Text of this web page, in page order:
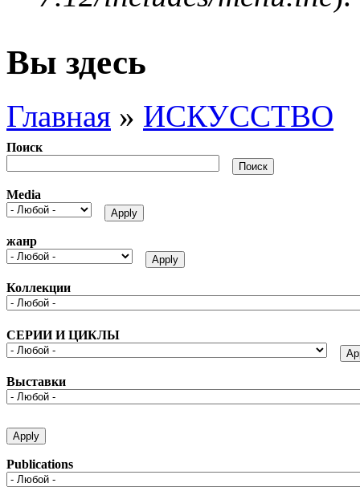
Вы здесь
Главная » ИСКУССТВО
Поиск
Media
жанр
Коллекции
СЕРИИ И ЦИКЛЫ
Выставки
Publications